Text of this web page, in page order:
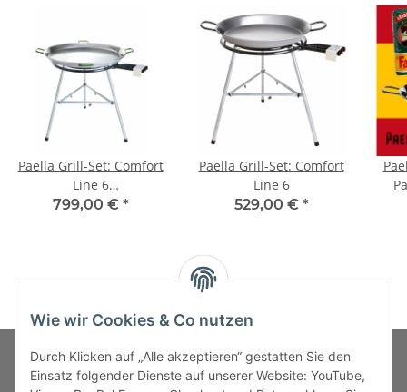
Paella Grill-Set: Comfort
Line 6
Gastro-/Cateringausführung
799,00 € *
Paella Grill-Set: Comfort
Line 6
529,00 € *
Wie wir Cookies & Co nutzen
Durch Klicken auf „Alle akzeptieren“ gestatten Sie den
Einsatz folgender Dienste auf unserer Website: YouTube,